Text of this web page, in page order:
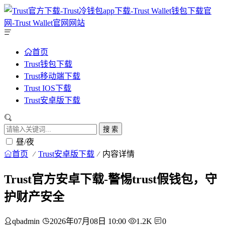
首页
Trust钱包下载
Trust移动端下载
Trust IOS下载
Trust安卓版下载
搜 索
昼/夜
首页 Trust安卓版下载 内容详情
Trust官方安卓下载-警惕trust假钱包，守
护财产安全
qbadmin 2026年07月08日 10:00 1.2K 0